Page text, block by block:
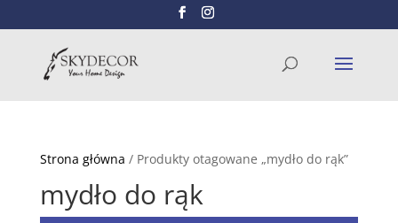
Strona główna / Produkty otagowane „mydło do rąk”
mydło do rąk